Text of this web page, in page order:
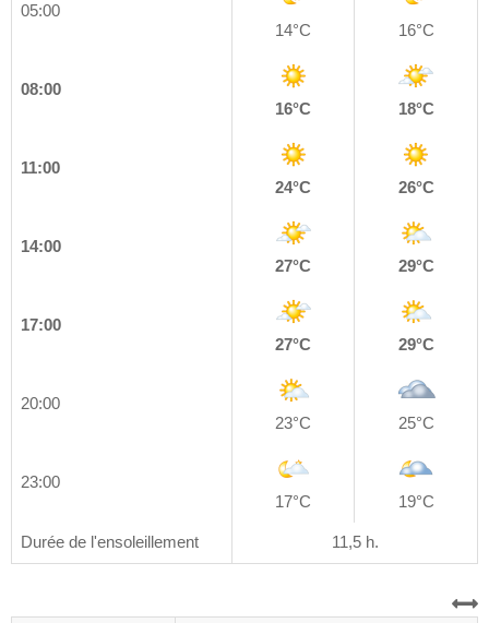
05:00
14°C
16°C
08:00
16°C
18°C
11:00
24°C
26°C
14:00
27°C
29°C
17:00
27°C
29°C
20:00
23°C
25°C
23:00
17°C
19°C
Durée de l'ensoleillement 11,5 h.